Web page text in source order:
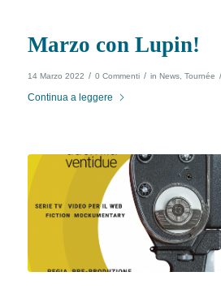
Marzo con Lupin!
14 Marzo 2022 / 0 Commenti / in News, Tournée /
Continua a leggere